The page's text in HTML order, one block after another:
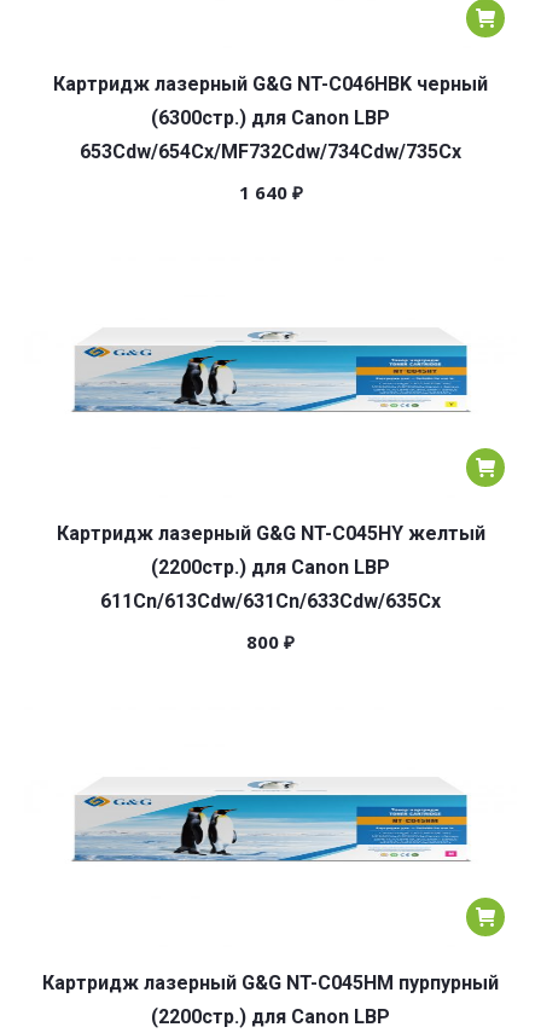
Картридж лазерный G&G NT-C046HBK черный
(6300стр.) для Canon LBP
653Cdw/654Cx/MF732Cdw/734Cdw/735Cx
1 640 ₽
Картридж лазерный G&G NT-C045HY желтый
(2200стр.) для Canon LBP
611Cn/613Cdw/631Cn/633Cdw/635Cx
800 ₽
Картридж лазерный G&G NT-C045HM пурпурный
(2200стр.) для Canon LBP